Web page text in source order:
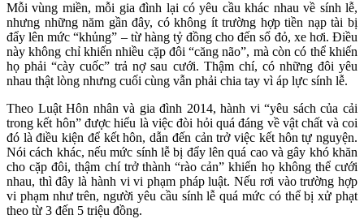
Mỗi vùng miền, mỗi gia đình lại có yêu cầu khác nhau về sính lễ,
nhưng những năm gần đây, có không ít trường hợp tiền nạp tài bị
đẩy lên mức “khủng” – từ hàng tỷ đồng cho đến sổ đỏ, xe hơi. Điều
này không chỉ khiến nhiều cặp đôi “căng não”, mà còn có thể khiến
họ phải “cày cuốc” trả nợ sau cưới. Thậm chí, có những đôi yêu
nhau thật lòng nhưng cuối cùng vẫn phải chia tay vì áp lực sính lễ.
Theo Luật Hôn nhân và gia đình 2014, hành vi “yêu sách của cải
trong kết hôn” được hiểu là việc đòi hỏi quá đáng về vật chất và coi
đó là điều kiện để kết hôn, dẫn đến cản trở việc kết hôn tự nguyện.
Nói cách khác, nếu mức sính lễ bị đẩy lên quá cao và gây khó khăn
cho cặp đôi, thậm chí trở thành “rào cản” khiến họ không thể cưới
nhau, thì đây là hành vi vi phạm pháp luật. Nếu rơi vào trường hợp
vi phạm như trên, người yêu cầu sính lễ quá mức có thể bị xử phạt
theo từ 3 đến 5 triệu đồng.